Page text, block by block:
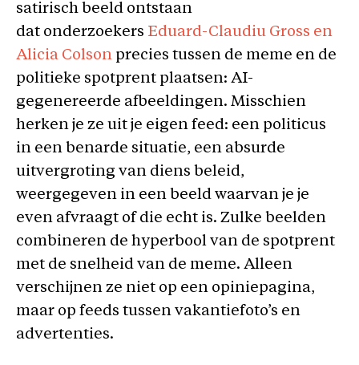
satirisch beeld ontstaan
dat onderzoekers Eduard-Claudiu Gross en
Alicia Colson precies tussen de meme en de
politieke spotprent plaatsen: AI-
gegenereerde afbeeldingen. Misschien
herken je ze uit je eigen feed: een politicus
in een benarde situatie, een absurde
uitvergroting van diens beleid,
weergegeven in een beeld waarvan je je
even afvraagt of die echt is. Zulke beelden
combineren de hyperbool van de spotprent
met de snelheid van de meme. Alleen
verschijnen ze niet op een opiniepagina,
maar op feeds tussen vakantiefoto’s en
advertenties.